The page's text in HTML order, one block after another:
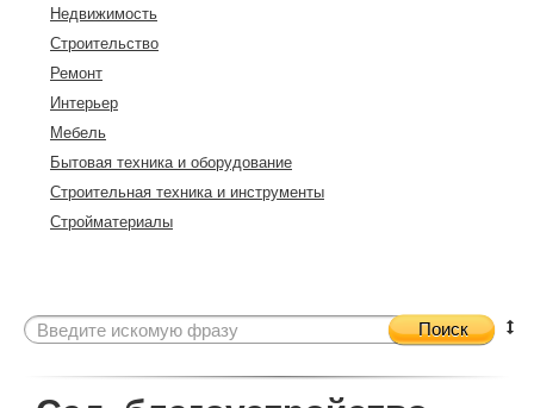
Недвижимость
Строительство
Ремонт
Интерьер
Мебель
Бытовая техника и оборудование
Строительная техника и инструменты
Стройматериалы
Поиск